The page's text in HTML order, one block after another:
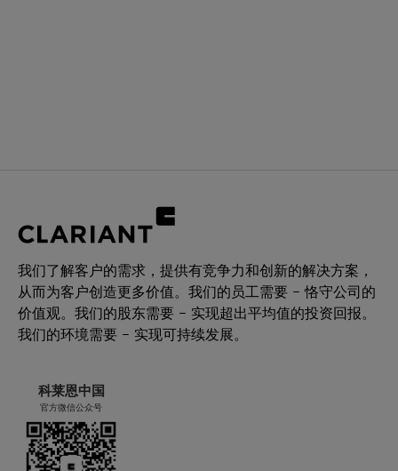
我们了解客户的需求，提供有竞争力和创新的解决方案，
从而为客户创造更多价值。我们的员工需要 – 恪守公司的
价值观。我们的股东需要 – 实现超出平均值的投资回报。
我们的环境需要 – 实现可持续发展。
科莱恩中国
官方微信公众号